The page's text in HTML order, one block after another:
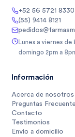
+52 56 5721 8330
(55) 9414 8121
Lunes a viernes de
domingo 2pm a
Información
Acerca de nosotros
Preguntas
Contacto
Testimonios
Envío a domicilio